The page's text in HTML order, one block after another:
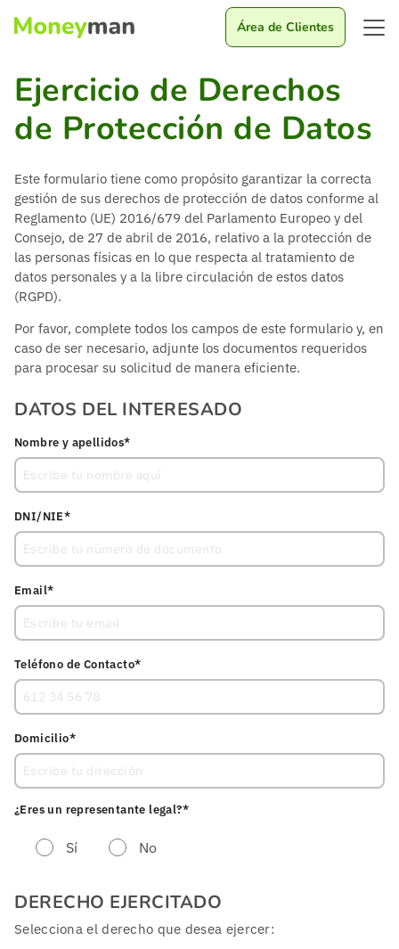
Área de Clientes
Ejercicio de Derechos
de Protección de Datos
Este formulario tiene como propósito garantizar la correcta
gestión de sus derechos de protección de datos conforme al
Reglamento (UE) 2016/679 del Parlamento Europeo y del
Consejo, de 27 de abril de 2016, relativo a la protección de
las personas físicas en lo que respecta al tratamiento de
datos personales y a la libre circulación de estos datos
(RGPD).
Por favor, complete todos los campos de este formulario y, en
caso de ser necesario, adjunte los documentos requeridos
para procesar su solicitud de manera eficiente.
DATOS DEL INTERESADO
Nombre y apellidos*
DNI/NIE*
Email*
Teléfono de Contacto*
Domicilio*
¿Eres un representante legal?*
Sí No
DERECHO EJERCITADO
Selecciona el derecho que desea ejercer: